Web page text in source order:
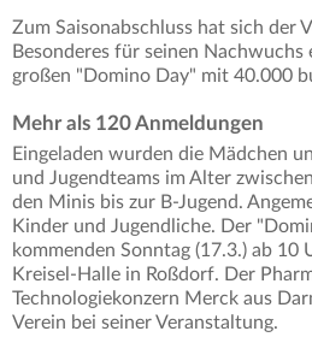
Zum Saisonabschluss hat sich der
Besonderes für seinen Nachwuchs
großen "Domino Day" mit 40.000
Mehr als 120 Anmeldungen
Eingeladen wurden die Mädchen
und Jugendteams im Alter
den Minis bis zur B-Jugend.
Kinder und Jugendliche. Der
kommenden Sonntag (17.3.) ab 10
Kreisel-Halle in Roßdorf. Der
Technologiekonzern Merck aus
Verein bei seiner Veranstaltung.